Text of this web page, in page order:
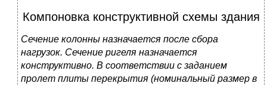
Компоновка конструктивной схемы здания
Сечение колонны назначается после сбора
нагрузок. Сечение ригеля назначается
конструктивно. В соответствии с заданием
пролет плиты перекрытия (номинальный размер в